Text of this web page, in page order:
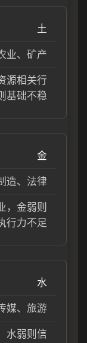
土
业、矿产
源相关行
基础不稳
金
造、法律
，金弱则
行力不足
水
媒、旅游
水弱则信